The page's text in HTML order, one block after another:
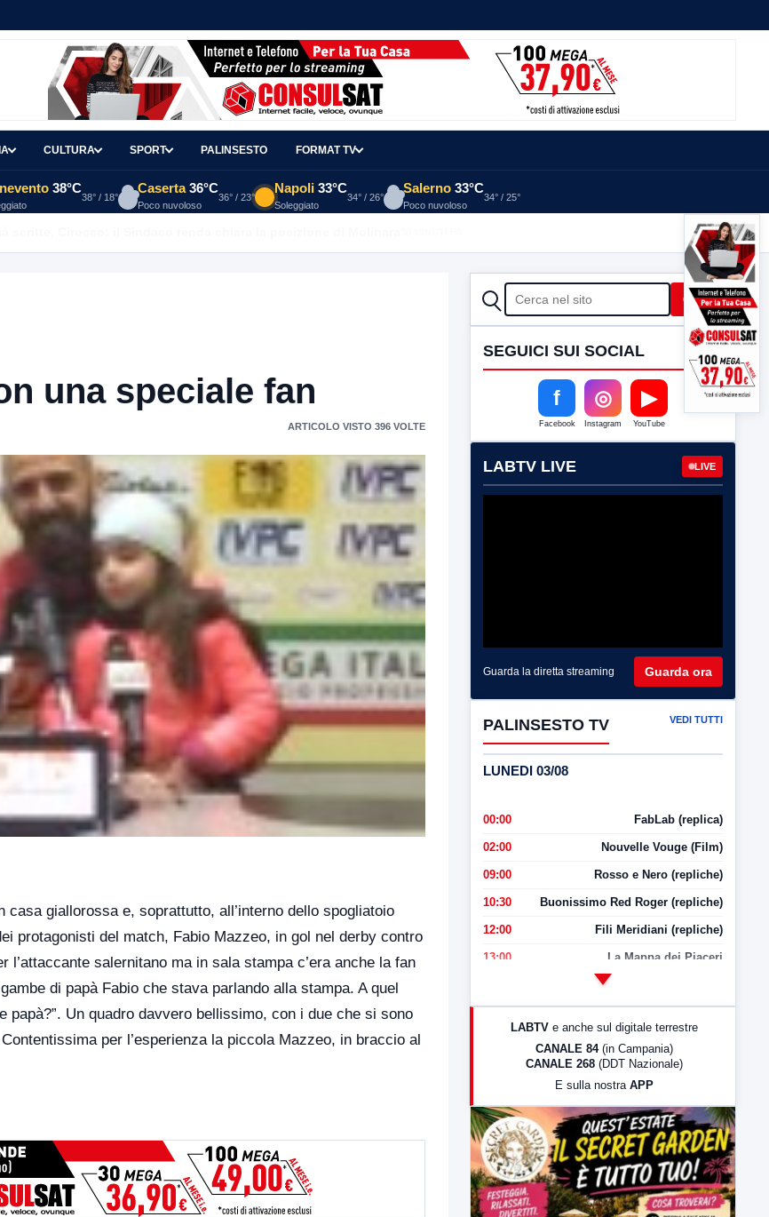
CULTURA SPORT PALINSESTO FORMAT TV
38°C
38° / 18°
Caserta 36°C
Poco nuvoloso
36° / 23°
Napoli 33°C
Soleggiato
34° / 26°
Salerno 33°C
Poco nuvoloso
34° / 25°
una speciale fan
ARTICOLO VISTO 396 VOLTE
giallorossa e, soprattutto, all’interno dello spogliatoio
protagonisti del match, Fabio Mazzeo, in gol nel derby contro
salernitano ma in sala stampa c’era anche la fan
di papà Fabio che stava parlando alla stampa. A quel
papà?”. Un quadro davvero bellissimo, con i due che si sono
per l’esperienza la piccola Mazzeo, in braccio al
CERCA Cerca
SEGUICI SUI SOCIAL
f
Facebook
◎
Instagram
▶
YouTube
LABTV LIVE LIVE
Guarda la diretta streaming Guarda ora
PALINSESTO TV VEDI TUTTI
LUNEDI 03/08
00:00 FabLab (replica)
02:00 Nouvelle Vouge (Film)
09:00 Rosso e Nero (repliche)
10:30 Buonissimo Red Roger (repliche)
12:00 Fili Meridiani (repliche)
13:00 La Mappa dei Piaceri
LabNews (Diretta)
23:00 LabNews (replica)
LABTV e anche sul digitale terrestre
CANALE 84 (in Campania)
CANALE 268 (DDT Nazionale)
E sulla nostra APP